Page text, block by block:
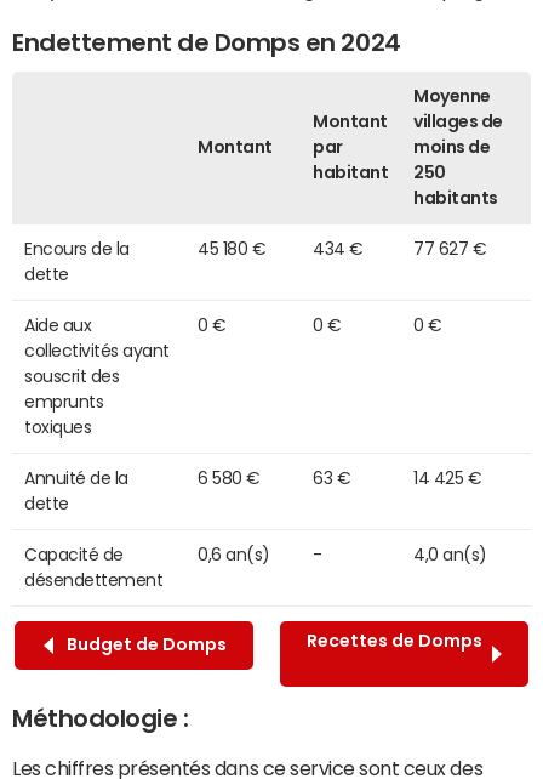
Endettement de Domps en 2024
Montant
Montant
par
habitant
Moyenne
villages de
moins de
250
habitants
Encours de la
dette
45 180 € 434 € 77 627 €
Aide aux
collectivités ayant
souscrit des
emprunts
toxiques
0 € 0 € 0 €
Annuité de la
dette
6 580 € 63 € 14 425 €
Capacité de
désendettement
0,6 an(s) - 4,0 an(s)
Budget de Domps Recettes de Domps
Méthodologie :
Les chiffres présentés dans ce service sont ceux des